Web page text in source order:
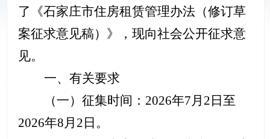
了《石家庄市住房租赁管理办法（修订草
案征求意见稿）》，现向社会公开征求意
见。
一、有关要求
（一）征集时间： 2026年7月2日至
2026年8月2日。